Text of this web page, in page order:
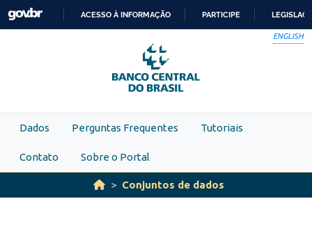
Skip to main content
PARA
O
CONTEÚDO
ACESSO À INFORMAÇÃO PARTICIPE
ENGLISH
Dados Perguntas Frequentes Tutoriais
Contato Sobre o Portal
Conjuntos de dados